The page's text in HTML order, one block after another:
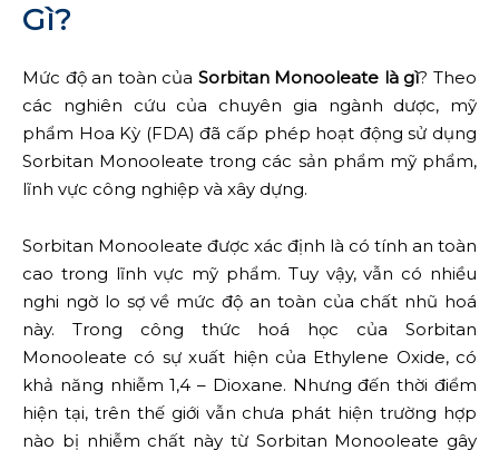
Gì?
Mức độ an toàn của Sorbitan Monooleate là gì? Theo
các nghiên cứu của chuyên gia ngành dược, mỹ
phẩm Hoa Kỳ (FDA) đã cấp phép hoạt động sử dụng
Sorbitan Monooleate trong các sản phẩm mỹ phẩm,
lĩnh vực công nghiệp và xây dựng.
Sorbitan Monooleate được xác định là có tính an toàn
cao trong lĩnh vực mỹ phẩm. Tuy vậy, vẫn có nhiều
nghi ngờ lo sợ về mức độ an toàn của chất nhũ hoá
này. Trong công thức hoá học của Sorbitan
Monooleate có sự xuất hiện của Ethylene Oxide, có
khả năng nhiễm 1,4 – Dioxane. Nhưng đến thời điểm
hiện tại, trên thế giới vẫn chưa phát hiện trường hợp
nào bị nhiễm chất này từ Sorbitan Monooleate gây